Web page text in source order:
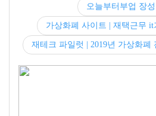
오늘부터부업 장
가상화폐 사이트 | 재택근무
재테크 파일럿 | 2019년 가상화폐